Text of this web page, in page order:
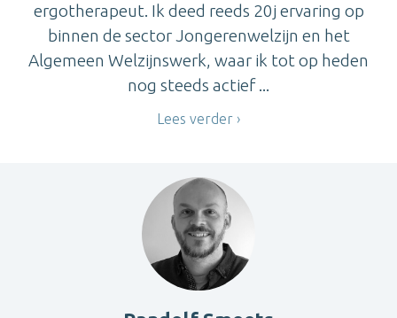
ergotherapeut. Ik deed reeds 20j ervaring op
binnen de sector Jongerenwelzijn en het
Algemeen Welzijnswerk, waar ik tot op heden
nog steeds actief ...
Lees verder